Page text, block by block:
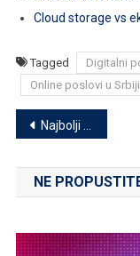
Cloud storage vs
Tagged Digitalni
Online poslovi u Srbiji
Kretanje
članka
Najbolji zvučnici za kompjuter – top preporuke za 2025
NE